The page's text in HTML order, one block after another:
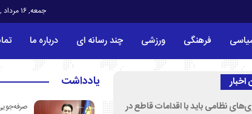
جمعه, ۱۶ مرداد , ۱۴۰۵
فرهنگی ورزشی چند رسانه ای درباره ما
اخبار
نظامی باید با اقدامات قاطع در
یادداشت